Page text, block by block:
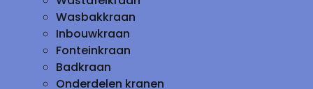
Wasbakkraan
Inbouwkraan
Fonteinkraan
Badkraan
Onderdelen kranen